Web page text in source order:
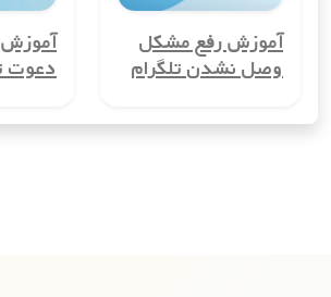
شماره مجازی کشوربنگلادش می‌تواند هزینه‌های
آموزش رفع مشکل
وصل نشدن تلگرام
دعوت